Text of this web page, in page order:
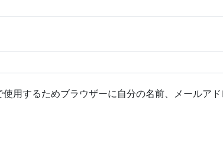
用するためブラウザーに自分の名前、メールアド